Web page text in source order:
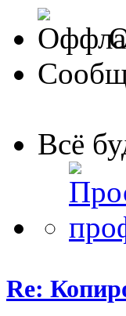
Всё
Re: